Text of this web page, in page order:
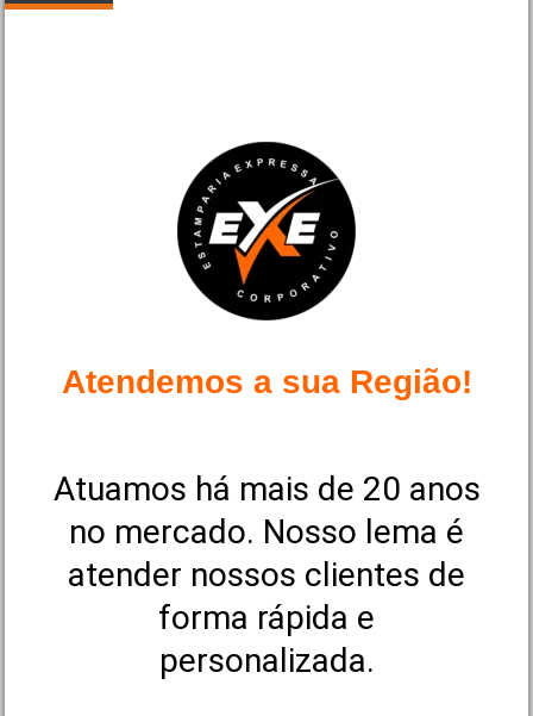
Atendemos a sua Região!
Atuamos há mais de 20 anos
no mercado. Nosso lema é
atender nossos clientes de
forma rápida e
personalizada.